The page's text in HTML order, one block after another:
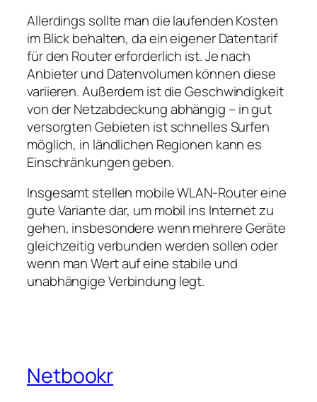
Allerdings sollte man die laufenden Kosten
im Blick behalten, da ein eigener Datentarif
für den Router erforderlich ist. Je nach
Anbieter und Datenvolumen können diese
variieren. Außerdem ist die Geschwindigkeit
von der Netzabdeckung abhängig – in gut
versorgten Gebieten ist schnelles Surfen
möglich, in ländlichen Regionen kann es
Einschränkungen geben.
Insgesamt stellen mobile WLAN‑Router eine
gute Variante dar, um mobil ins Internet zu
gehen, insbesondere wenn mehrere Geräte
gleichzeitig verbunden werden sollen oder
wenn man Wert auf eine stabile und
unabhängige Verbindung legt.
Netbookr